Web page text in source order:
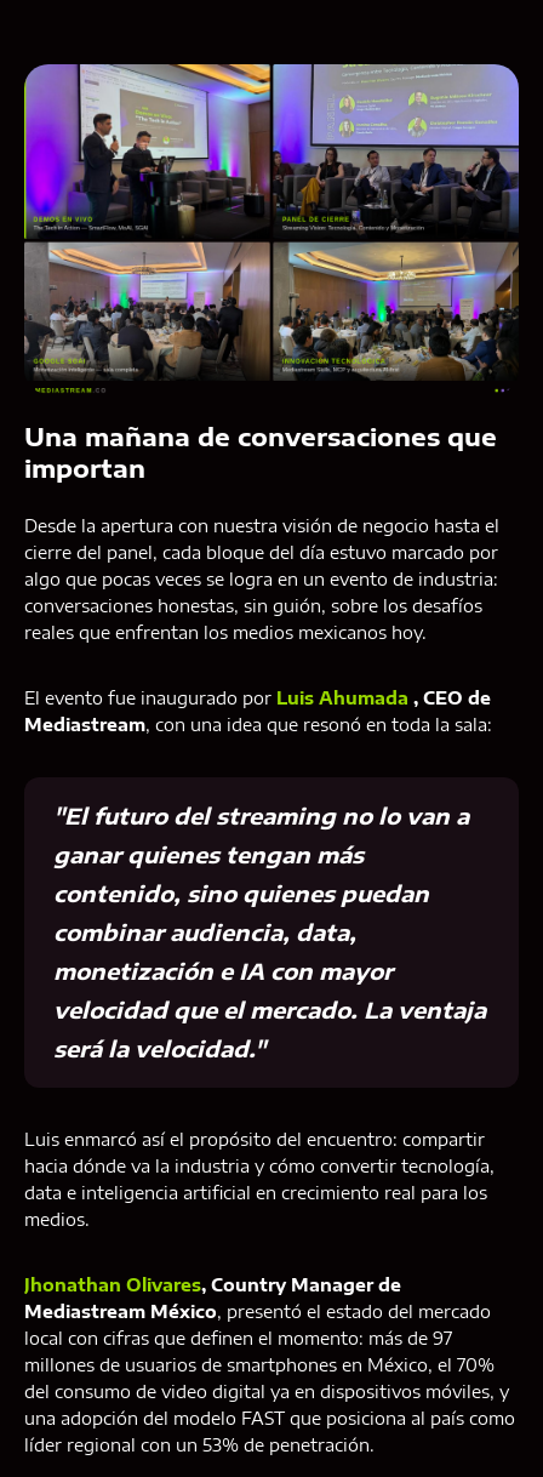
Una mañana de conversaciones que
importan
Desde la apertura con nuestra visión de negocio hasta el
cierre del panel, cada bloque del día estuvo marcado por
algo que pocas veces se logra en un evento de industria:
conversaciones honestas, sin guión, sobre los desafíos
reales que enfrentan los medios mexicanos hoy.
El evento fue inaugurado por Luis Ahumada , CEO de
Mediastream, con una idea que resonó en toda la sala:
"El futuro del streaming no lo van a
ganar quienes tengan más
contenido, sino quienes puedan
combinar audiencia, data,
monetización e IA con mayor
velocidad que el mercado. La ventaja
será la velocidad."
Luis enmarcó así el propósito del encuentro: compartir
hacia dónde va la industria y cómo convertir tecnología,
data e inteligencia artificial en crecimiento real para los
medios.
Jhonathan Olivares, Country Manager de
Mediastream México, presentó el estado del mercado
local con cifras que definen el momento: más de 97
millones de usuarios de smartphones en México, el 70%
del consumo de video digital ya en dispositivos móviles, y
una adopción del modelo FAST que posiciona al país como
líder regional con un 53% de penetración.